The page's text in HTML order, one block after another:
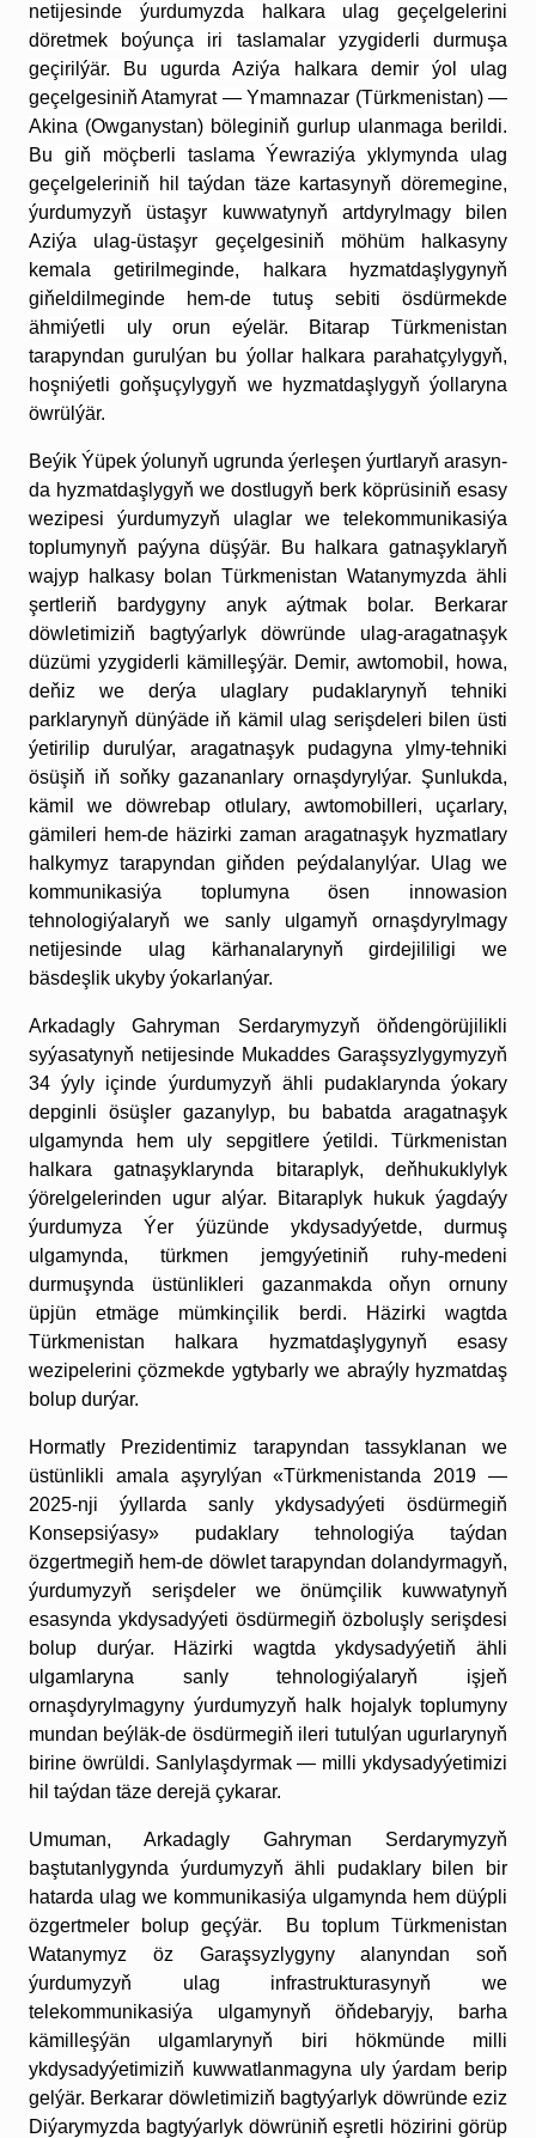
netijesinde ýurdumyzda halkara ulag geçelgelerini
döretmek boýunça iri taslamalar yzygiderli durmuşa
geçirilýär. Bu ugurda Aziýa halkara demir ýol ulag
geçelgesiniň Atamyrat — Ymamnazar (Türkmenistan) —
Akina (Owganystan) böleginiň gurlup ulanmaga berildi.
Bu giň möçberli taslama Ýewraziýa yklymynda ulag
geçelgeleriniň hil taýdan täze kartasynyň döremegine,
ýurdumyzyň üstaşyr kuwwatynyň artdyrylmagy bilen
Aziýa ulag-üstaşyr geçelgesiniň möhüm halkasyny
kemala getirilmeginde, halkara hyzmatdaşlygynyň
giňeldilmeginde hem-de tutuş sebiti ösdürmekde
ähmiýetli uly orun eýelär.
Bitarap Türkmenistan
tarapyndan gurulýan bu ýollar halkara parahatçylygyň,
hoşniýetli goňşuçylygyň we hyzmatdaşlygyň ýollaryna
öwrülýär.
Be­ýik Ýüpek ýo­lu­nyň ug­run­da ýer­le­şen ýurt­la­ryň ara­syn­
da hyz­mat­daş­ly­gyň we dost­lu­gyň berk köp­rüsi­niň esa­sy
we­zi­pe­si­ ýur­du­my­zyň ulag­lar we telekommunikasiýa
toplumynyň pa­ýy­na düş­ýär. Bu hal­ka­ra gat­na­şyk­la­ryň
wa­jyp hal­ka­sy bo­lan Türk­me­nis­tan­ Wa­ta­ny­myz­da äh­li
şert­le­riň bar­dy­gy­ny anyk aýt­mak bo­lar. Berkarar
döwletimiziň bagtyýarlyk döwründe ulag-aragatnaşyk
düzümi yzygiderli kämilleşýär. Demir, awtomobil, howa,
deňiz we derýa ulaglary pudaklarynyň tehniki
parklarynyň dünýäde iň kämil ulag serişdeleri bilen üsti
ýetirilip durulýar, aragatnaşyk pudagyna ylmy-tehniki
ösüşiň iň soňky gazananlary ornaşdyrylýar. Şunlukda,
kämil we döwrebap otlulary, awtomobilleri, uçarlary,
gämileri hem-de häzirki zaman aragatnaşyk hyzmatlary
halkymyz tarapyndan giňden peýdalanylýar. Ulag we
kommunikasiýa toplumyna ösen innowasion
tehnologiýalaryň we sanly ulgamyň ornaşdyrylmagy
netijesinde ulag kärhanalarynyň girdejililigi we
bäsdeşlik ukyby ýokarlanýar.
Arkadagly Gahryman Serdarymyzyň öňdengörüjilikli
syýasatynyň netijesinde Mukaddes Garaşsyzlygymyzyň
34 ýyly içinde ýurdumyzyň ähli pudaklarynda ýokary
depginli ösüşler gazanylyp, bu babatda aragatnaşyk
ulgamynda hem uly sepgitlere ýetildi. Türkmenistan
halkara gatnaşyklarynda bitaraplyk, deňhukuklylyk
ýörelgelerinden ugur alýar. Bitaraplyk hukuk ýagdaýy
ýurdumyza Ýer ýüzünde ykdysadyýetde, durmuş
ulgamynda, türkmen jemgyýetiniň ruhy-medeni
durmuşynda üstünlikleri gazanmakda oňyn ornuny
üpjün etmäge mümkinçilik berdi. Häzirki wagtda
Türkmenistan halkara hyzmatdaşlygynyň esasy
wezipelerini çözmekde ygtybarly we abraýly hyzmatdaş
bolup durýar.
Hormatly Prezidentimiz tarapyndan tassyklanan we
üstünlikli amala aşyrylýan «Türkmenistanda 2019 —
2025-nji ýyllarda sanly ykdysadyýeti ösdürmegiň
Konsepsiýasy» pudaklary tehnologiýa taýdan
özgertmegiň hem-de döwlet tarapyndan dolandyrmagyň,
ýurdumyzyň serişdeler we önümçilik kuwwatynyň
esasynda ykdysadyýeti ösdürmegiň özboluşly serişdesi
bolup durýar. Häzirki wagtda ykdysadyýetiň ähli
ulgamlaryna sanly tehnologiýalaryň işjeň
ornaşdyrylmagyny ýurdumyzyň halk hojalyk toplumyny
mundan beýläk-de ösdürmegiň ileri tutulýan ugurlarynyň
birine öwrüldi. Sanlylaşdyrmak — milli ykdysadyýetimizi
hil taýdan täze derejä çykarar.
Umuman, Arkadagly Gahryman Serdarymyzyň
baştutanlygynda ýurdumyzyň ähli pudaklary bilen bir
hatarda ulag we kommunikasiýa ulgamynda hem düýpli
özgertmeler bolup geçýär. Bu toplum Türkmenistan
Watanymyz öz Garaşsyz­lygyny alanyndan soň
ýurdumyzyň ulag infrastrukturasynyň we
telekommunikasiýa ulgamynyň öňdebaryjy, barha
kämilleşýän ulgamlarynyň biri hökmünde milli
ykdysadyýe­timiziň kuwwatlanmagyna uly ýardam berip
gelýär. Berkarar döwletimiziň bagtyýarlyk döwründe eziz
Diýarymyzda bagtyýarlyk döwrüniň eşretli hözirini görüp